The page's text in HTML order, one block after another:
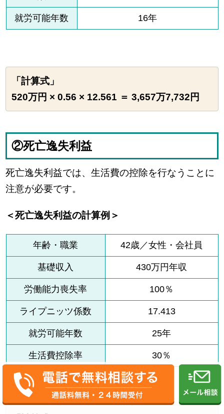
就労可能年数 16年
「計算式」
520万円 × 0.56 × 12.561 ＝ 3,657万7,732円
②死亡逸失利益
死亡逸失利益では、生活費の控除を行なうことに
注意が必要です。
＜死亡逸失利益の計算例＞
年齢・職業 42歳／女性・会社員
基礎収入 430万円年収
労働能力喪失率 100％
ライプニッツ係数 17.413
就労可能年数 25年
生活費控除率 30％